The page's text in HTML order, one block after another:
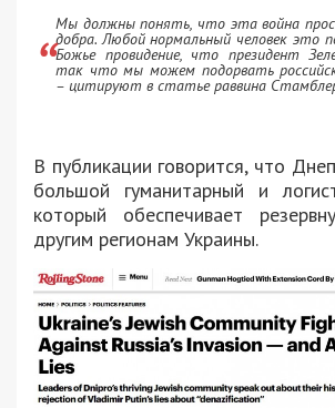
Мы должны понять, что эта война
добра. Любой нормальный человек это
Божье провидение, что президент
так что мы можем подорвать
– цитируют в статье раввина
В публикации говорится, что
большой гуманитарный и
который обеспечивает
другим регионам Украины.